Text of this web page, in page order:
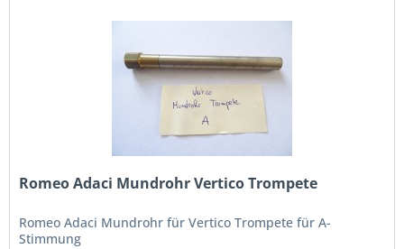
Romeo Adaci Mundrohr Vertico Trompete
Romeo Adaci Mundrohr für Vertico Trompete für A-
Stimmung